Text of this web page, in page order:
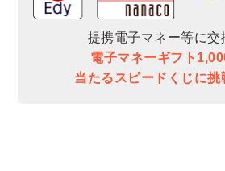
提携電子マネー等に交
電子マネーギフト
当たるスピードくじに挑